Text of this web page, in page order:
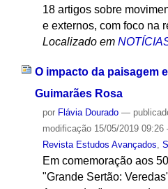
18 artigos sobre
e externos, com foco na
Localizado em
O impacto da paisagem
Guimarães Rosa
por Flávia Dourado —
modificação15/05/2019 09:26
Revista Estudos Avançados
Em comemoração aos
"Grande Sertão: